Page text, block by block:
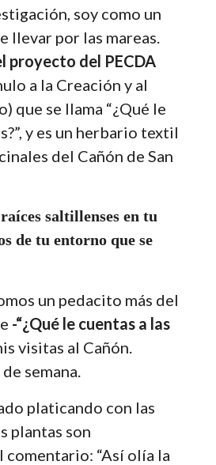
soy como un
llevar por las mareas.
proyecto del PECDA
a la Creación y al
que se llama “¿Qué le
y es un herbario textil
del Cañón de San
saltillenses en tu
de tu entorno que se
un pedacito más del
-“¿Qué le cuentas a las
visitas al Cañón.
semana.
platicando con las
plantas son
comentario: “Así olía la